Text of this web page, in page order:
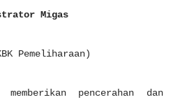
Migas
Pemeliharaan)
pencerahan dan